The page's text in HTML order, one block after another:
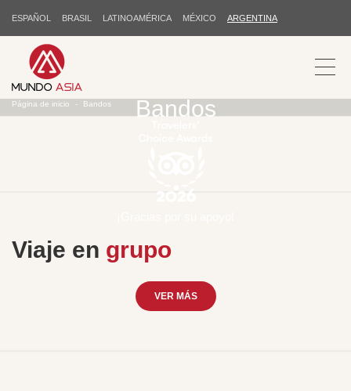
ESPAÑOL BRASIL LATINOAMÉRICA MÉXICO ARGENTINA
Bandos
Página de inicio Bandos
Viaje en grupo
VER MÁS